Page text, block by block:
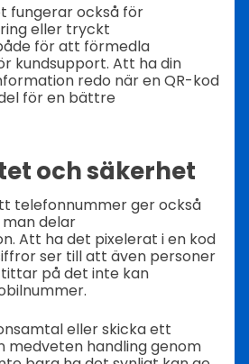
fungerar också för
eller tryckt
för att förmedla
kundsupport. Att ha din
redo när en QR-kod
för en bättre
och säkerhet
telefonnummer ger också
delar
Att ha det pixelerat i en kod
ser till att även personer
på det inte kan
eller skicka ett
medveten handling genom